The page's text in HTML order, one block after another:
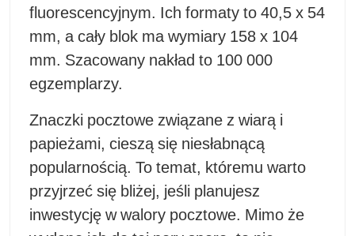
fluorescencyjnym. Ich formaty to 40,5 x 54
mm, a cały blok ma wymiary 158 x 104
mm. Szacowany nakład to 100 000
egzemplarzy.
Znaczki pocztowe związane z wiarą i
papieżami, cieszą się niesłabnącą
popularnością. To temat, któremu warto
przyjrzeć się bliżej, jeśli planujesz
inwestycję w walory pocztowe. Mimo że